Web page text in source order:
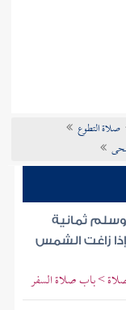
صلاة التطوع
ثمانية
زاغت الشمس
> باب صلاة السفر